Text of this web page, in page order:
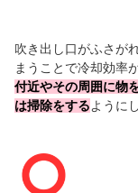
吹き出し口がふさが
まうことで冷却効率
付近やその周囲に物
は掃除をするように